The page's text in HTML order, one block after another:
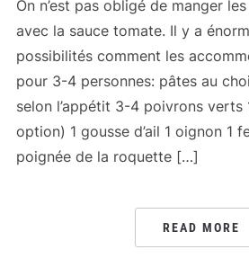
On n’est pas obligé de manger
avec la sauce tomate. Il y a
possibilités comment les
pour 3-4 personnes: pâtes au
selon l’appétit 3-4 poivrons verts
option) 1 gousse d’ail 1 oignon 1
poignée de la roquette […]
READ MORE